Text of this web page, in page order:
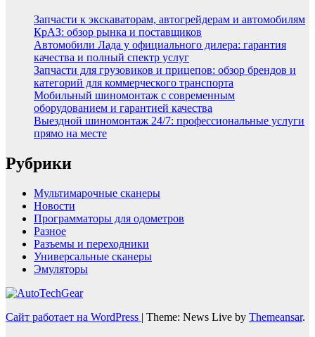
Запчасти к экскаваторам, автогрейдерам и автомобилям
КрАЗ: обзор рынка и поставщиков
Автомобили Лада у официального дилера: гарантия
качества и полный спектр услуг
Запчасти для грузовиков и прицепов: обзор брендов и
категорий для коммерческого транспорта
Мобильный шиномонтаж с современным
оборудованием и гарантией качества
Выездной шиномонтаж 24/7: профессиональные услуги
прямо на месте
Рубрики
Мультимарочные сканеры
Новости
Программаторы для одометров
Разное
Разъемы и переходники
Универсальные сканеры
Эмуляторы
Сайт работает на WordPress | Theme: News Live by Themeansar.